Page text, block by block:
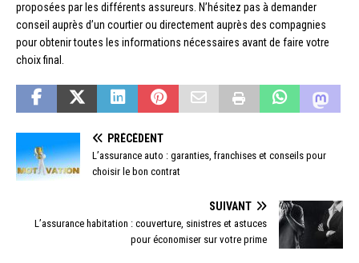
proposées par les différents assureurs. N’hésitez pas à demander
conseil auprès d’un courtier ou directement auprès des compagnies
pour obtenir toutes les informations nécessaires avant de faire votre
choix final.
PRÉCÉDENT
L’assurance auto : garanties, franchises et conseils pour
choisir le bon contrat
SUIVANT
L’assurance habitation : couverture, sinistres et astuces
pour économiser sur votre prime